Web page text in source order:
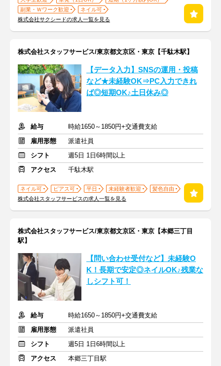
副業・Ｗワーク歓迎
ネイル可
株式会社サクシードの求人一覧を見る
株式会社スタッフサービス/東京都文京区・東京【千駄木駅】
【データ入力】SNSの運用・投稿
など★未経験OK⇒PC入力できれ
ば◎短期OK♪土日休み◎
給与
時給1650～1850円+交通費支給
雇用形態
派遣社員
シフト
週5日 1日6時間以上
アクセス
千駄木駅
ネイル可 ピアス可 平日 未経験者歓迎
髪色自由
株式会社スタッフサービスの求人一覧を見る
株式会社スタッフサービス/東京都文京区・東京【本郷三丁目
駅】
【問い合わせ受付など】未経験O
K！長期で安定◎ネイルOK♪残業な
しシフト可！
給与
時給1650～1850円+交通費支給
雇用形態
派遣社員
シフト
週5日 1日6時間以上
アクセス
本郷三丁目駅